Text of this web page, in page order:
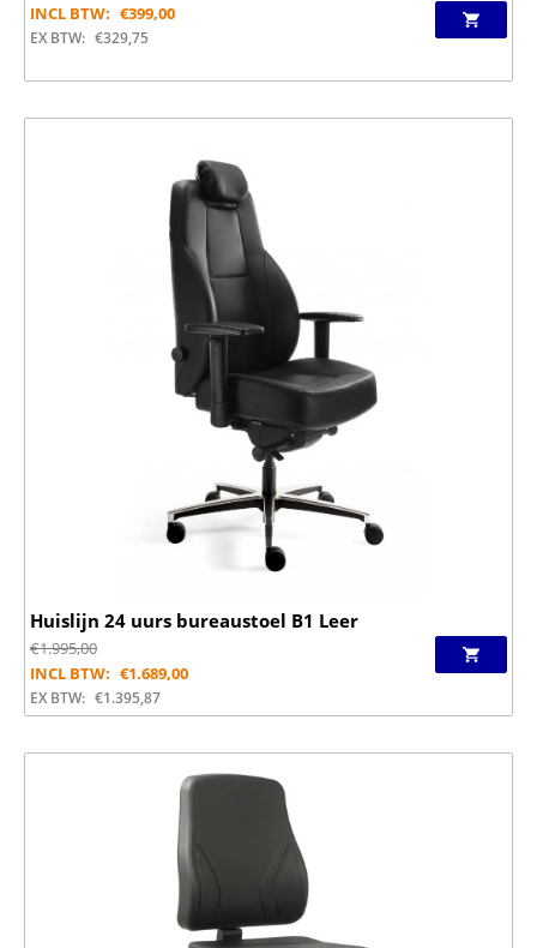
INCL BTW: €399,00
EX BTW: €329,75
Huislijn 24 uurs bureaustoel B1 Leer
€1.995,00
INCL BTW: €1.689,00
EX BTW: €1.395,87